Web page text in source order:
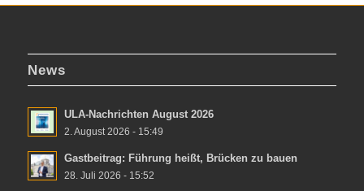
News
ULA-Nachrichten August 2026
2. August 2026 - 15:49
Gastbeitrag: Führung heißt, Brücken zu bauen
28. Juli 2026 - 15:52